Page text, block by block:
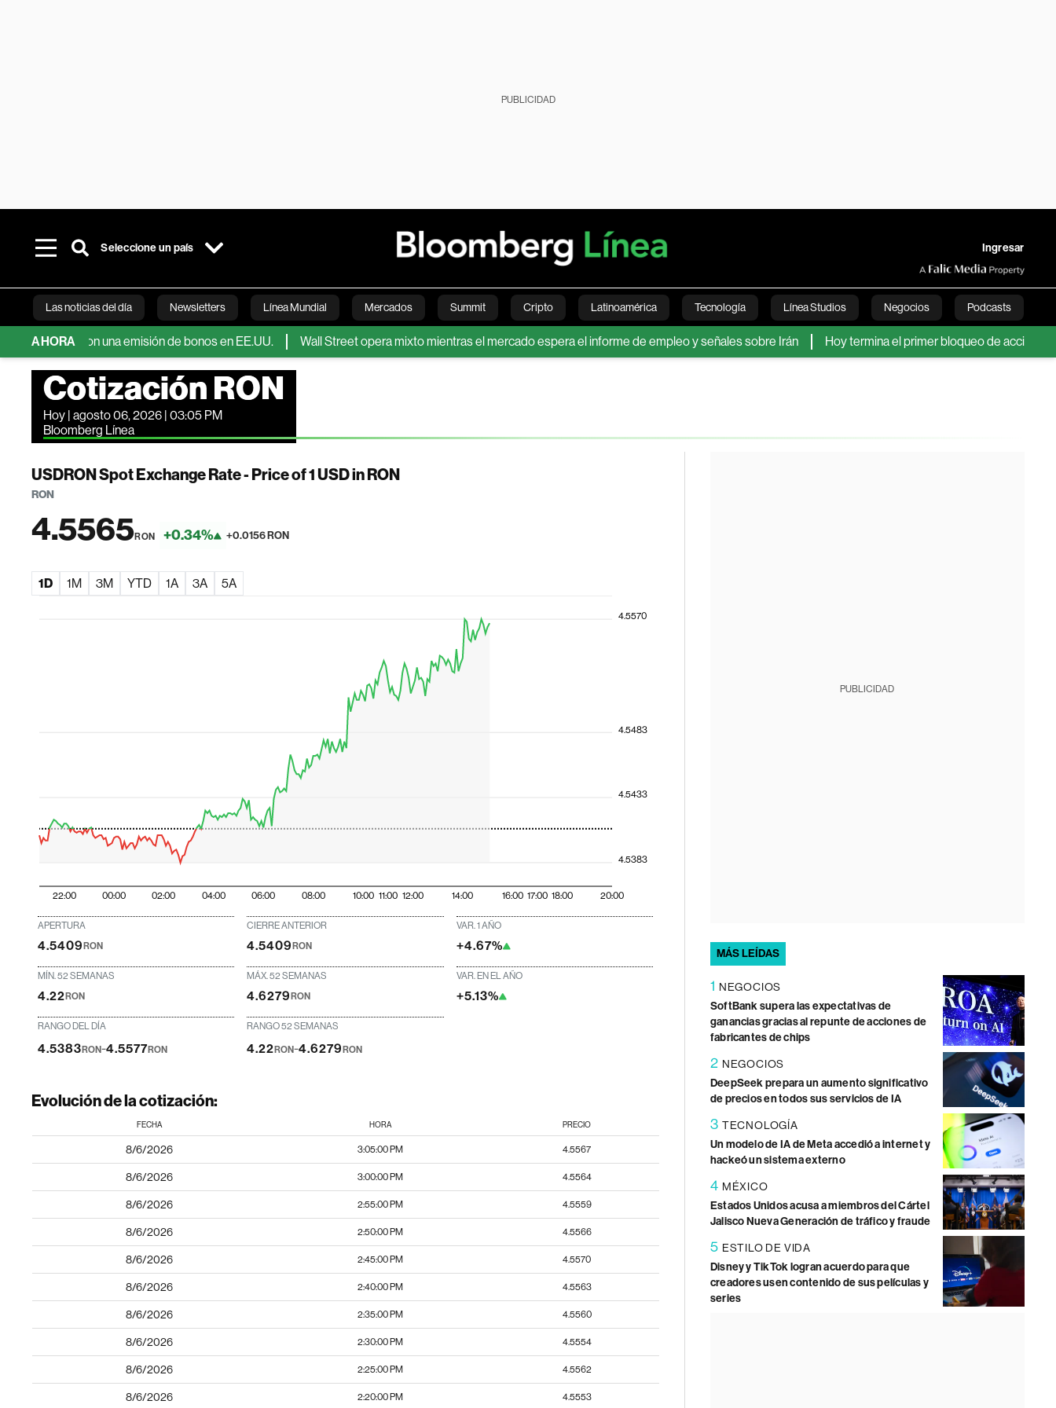
PUBLICIDAD
Seleccione un país Ingresar
Las noticias del día Newsletters Línea Mundial Mercados Summit Cripto Latinoamérica Tecnología Línea Studios Negocios Podcasts
Bloomberg Green Economía Estilo de vida Mundo Videos English
AHORA
con una emisión de bonos en EE.UU. Wall Street opera mixto mientras el mercado espera el informe de empleo y señales sobre Irán Hoy termina el primer bloqueo de acciones de
Cotización RON
Hoy | agosto 06, 2026 | 03:05 PM
Bloomberg Línea
USDRON Spot Exchange Rate - Price of 1 USD in RON
RON
4.5565RON +0.34% +0.0156 RON
1D 1M 3M YTD 1A 3A 5A
22:00 00:00 02:00 04:00 06:00 08:00 10:00 11:00 12:00 14:00 16:00 17:00 18:00 20:00
4.5383
4.5433
4.5483
4.5570
APERTURA
4.5409RON
CIERRE ANTERIOR
4.5409RON
VAR. 1 AÑO
+4.67%
MÍN. 52 SEMANAS
4.22RON
MÁX. 52 SEMANAS
4.6279RON
VAR. EN EL AÑO
+5.13%
RANGO DEL DÍA
4.5383RON-4.5577RON
RANGO 52 SEMANAS
4.22RON-4.6279RON
Evolución de la cotización:
FECHA HORA PRECIO
8/6/2026 3:05:00 PM 4.5567
8/6/2026 3:00:00 PM 4.5564
8/6/2026 2:55:00 PM 4.5559
8/6/2026 2:50:00 PM 4.5566
8/6/2026 2:45:00 PM 4.5570
8/6/2026 2:40:00 PM 4.5563
8/6/2026 2:35:00 PM 4.5560
8/6/2026 2:30:00 PM 4.5554
8/6/2026 2:25:00 PM 4.5562
8/6/2026 2:20:00 PM 4.5553
PUBLICIDAD
MÁS LEÍDAS
1 NEGOCIOS
SoftBank supera las expectativas de
ganancias gracias al repunte de acciones de
fabricantes de chips
2 NEGOCIOS
DeepSeek prepara un aumento significativo
de precios en todos sus servicios de IA
3 TECNOLOGÍA
Un modelo de IA de Meta accedió a internet y
hackeó un sistema externo
4 MÉXICO
Estados Unidos acusa a miembros del Cártel
Jalisco Nueva Generación de tráfico y fraude
5 ESTILO DE VIDA
Disney y TikTok logran acuerdo para que
creadores usen contenido de sus películas y
series